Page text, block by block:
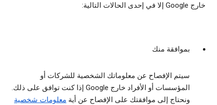
خارج Google إلا في إحدى الحالات التالية:
بموافقة منك
سيتم الإفصاح عن معلوماتك الشخصية للشركات أو
المؤسسات أو الأفراد خارج Google إذا كنت توافق على ذلك.
ونحتاج إلى موافقتك على الإفصاح عن أية معلومات شخصية